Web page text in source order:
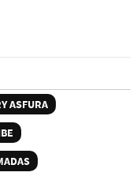
ASFURA